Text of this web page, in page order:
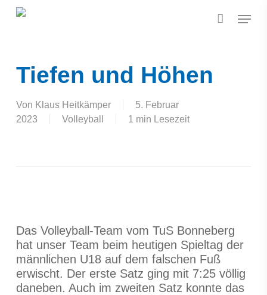
Skip
Menu
Tiefen und Höhen
Von Klaus Heitkämper
5. Februar
2023
Volleyball 1 min Lesezeit
Das Volleyball-Team vom TuS Bonneberg
hat unser Team beim heutigen Spieltag der
männlichen U18 auf dem falschen Fuß
erwischt. Der erste Satz ging mit 7:25 völlig
daneben. Auch im zweiten Satz konnte das